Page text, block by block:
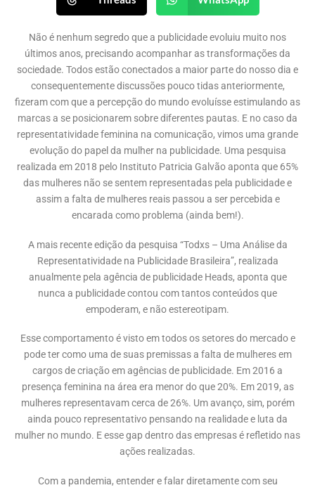
Não é nenhum segredo que a publicidade evoluiu muito nos
últimos anos, precisando acompanhar as transformações da
sociedade. Todos estão conectados a maior parte do nosso dia e
consequentemente discussões pouco tidas anteriormente,
fizeram com que a percepção do mundo evoluísse estimulando as
marcas a se posicionarem sobre diferentes pautas. E no caso da
representatividade feminina na comunicação, vimos uma grande
evolução do papel da mulher na publicidade. Uma pesquisa
realizada em 2018 pelo Instituto Patricia Galvão aponta que 65%
das mulheres não se sentem representadas pela publicidade e
assim a falta de mulheres reais passou a ser percebida e
encarada como problema (ainda bem!).
A mais recente edição da pesquisa “Todxs – Uma Análise da
Representatividade na Publicidade Brasileira”, realizada
anualmente pela agência de publicidade Heads, aponta que
nunca a publicidade contou com tantos conteúdos que
empoderam, e não estereotipam.
Esse comportamento é visto em todos os setores do mercado e
pode ter como uma de suas premissas a falta de mulheres em
cargos de criação em agências de publicidade. Em 2016 a
presença feminina na área era menor do que 20%. Em 2019, as
mulheres representavam cerca de 26%. Um avanço, sim, porém
ainda pouco representativo pensando na realidade e luta da
mulher no mundo. E esse gap dentro das empresas é refletido nas
ações realizadas.
Com a pandemia, entender e falar diretamente com seu